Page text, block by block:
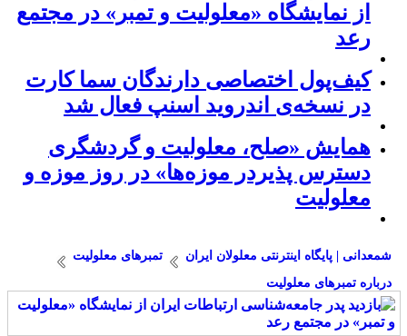
از نمایشگاه «معلولیت و تمبر» در مجتمع
رعد
کیف‌پول اختصاصی دارندگان سما کارت
در نسخه‌ی اندروید اسنپ فعال شد
همایش «صلح، معلولیت و گردشگری
دسترس پذیردر موزه‌ها» در روز موزه و
معلولیت
شمعدانی | پایگاه اینترنتی معلولان ایران
تمبرهای معلولیت
درباره تمبرهای معلولیت